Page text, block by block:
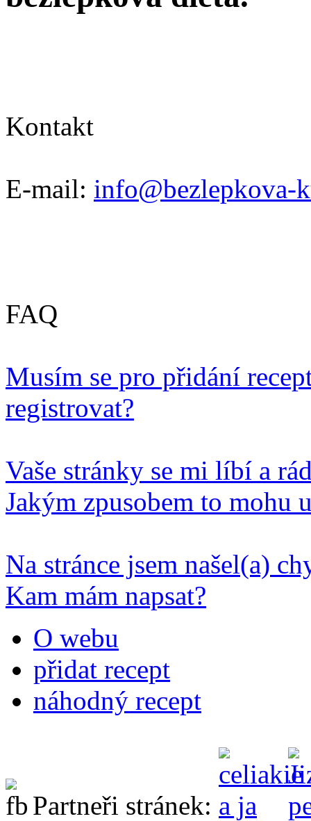
Kontakt
E-mail: info@bezlepkova-
FAQ
Musím se pro přidání
registrovat?
Vaše stránky se mi líbí a
Jakým zpusobem to mohu
Na stránce jsem našel(a)
Kam mám napsat?
O webu
přidat recept
náhodný recept
Partneři stránek: